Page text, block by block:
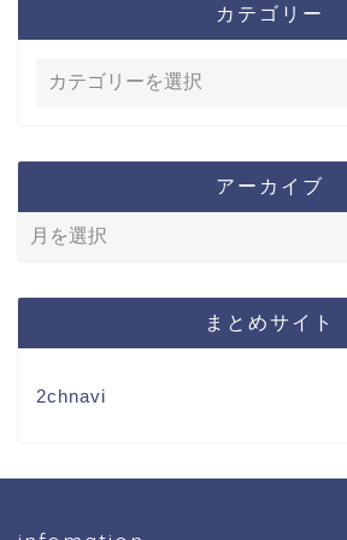
カテゴリー
アーカイブ
まとめサイト
2chnavi